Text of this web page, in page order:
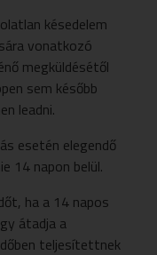
késedelem
vonatkozó
megküldésétől
sem később
leadni.
esetén elegendő
14 napon belül.
ha a 14 napos
átadja a
teljesítettnek